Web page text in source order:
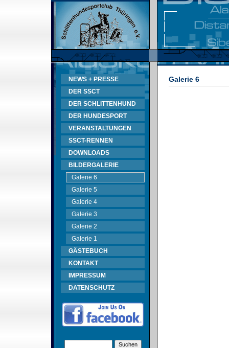
NEWS + PRESSE
DER SSCT
DER SCHLITTENHUND
DER HUNDESPORT
VERANSTALTUNGEN
SSCT-RENNEN
DOWNLOADS
BILDERGALERIE
Galerie 6
Galerie 5
Galerie 4
Galerie 3
Galerie 2
Galerie 1
GÄSTEBUCH
KONTAKT
IMPRESSUM
DATENSCHUTZ
Galerie 6